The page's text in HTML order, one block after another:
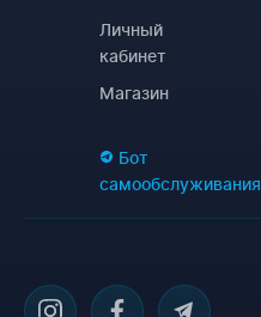
Личный
кабинет
Магазин
Бот
самообслуживания